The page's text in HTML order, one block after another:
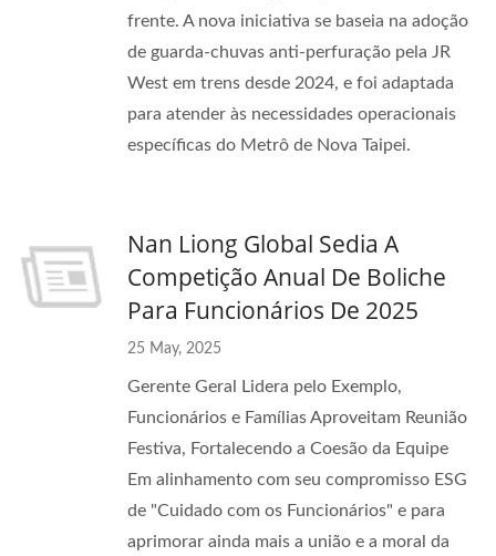
frente. A nova iniciativa se baseia na adoção
de guarda-chuvas anti-perfuração pela JR
West em trens desde 2024, e foi adaptada
para atender às necessidades operacionais
específicas do Metrô de Nova Taipei.
Nan Liong Global Sedia A
Competição Anual De Boliche
Para Funcionários De 2025
25 May, 2025
Gerente Geral Lidera pelo Exemplo,
Funcionários e Famílias Aproveitam Reunião
Festiva, Fortalecendo a Coesão da Equipe
Em alinhamento com seu compromisso ESG
de "Cuidado com os Funcionários" e para
aprimorar ainda mais a união e a moral da